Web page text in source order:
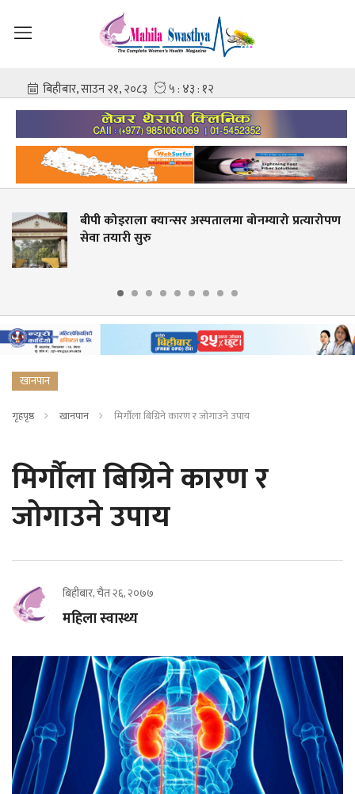
कोइराला क्यान्सर अस्पतालमा बोनम्यारो प्रत्यारोपण
तयारी सुरु
खानपान
गृहपृष्ठ खानपान मिर्गौला बिग्रिने कारण र जोगाउने उपाय
मिर्गौला बिग्रिने कारण र
जोगाउने उपाय
बिहीबार, चैत २६, २०७७
महिला स्वास्थ्य